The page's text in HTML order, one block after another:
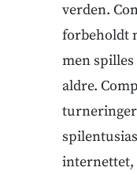
verden.
forbeholdt
men spilles
aldre.
internettet,